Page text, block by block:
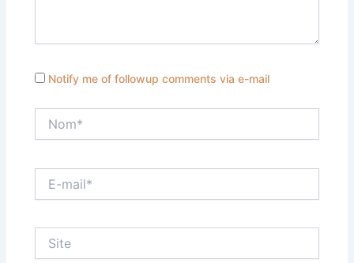
Notify me of followup comments via e-mail
mail*